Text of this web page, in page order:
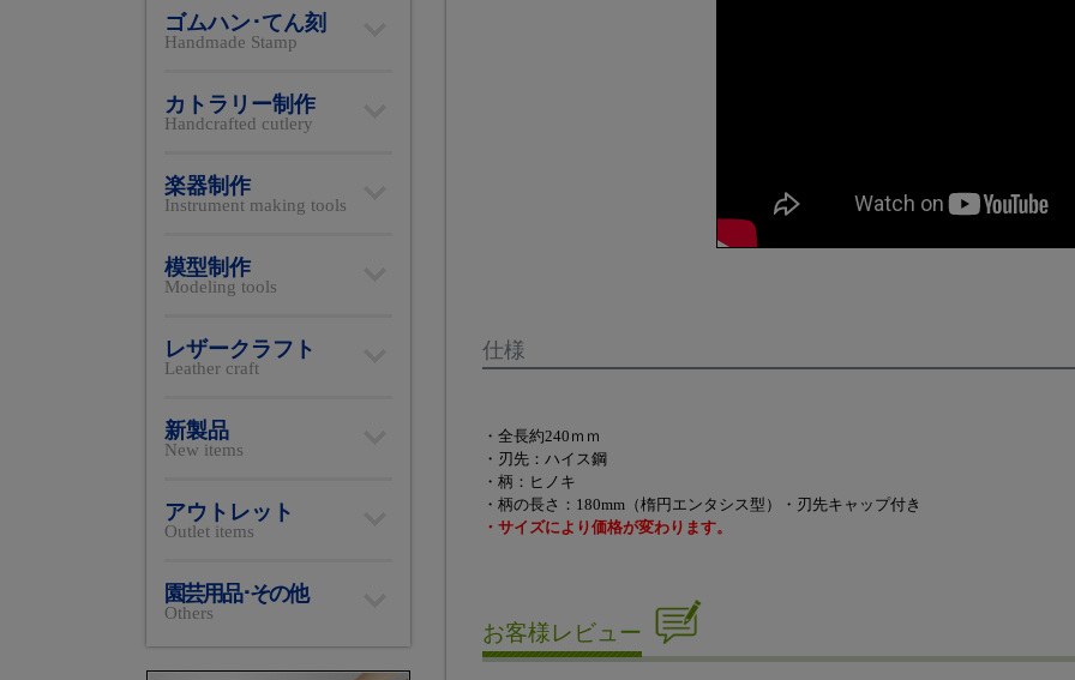
仕様
・全長約240ｍｍ
・刃先：ハイス鋼
・柄：ヒノキ
・柄の長さ：180mm（楕円エンタシス型）・刃先キャップ付き
・サイズにより価格が変わります。
お客様レビュー
ゴムハン･てん刻
Handmade Stamp
カトラリー制作
Handcrafted cutlery
楽器制作
Instrument making tools
模型制作
Modeling tools
レザークラフト
Leather craft
新製品
New items
アウトレット
Outlet items
園芸用品･その他
Others